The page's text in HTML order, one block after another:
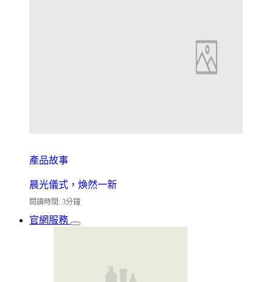
產品故事
晨光儀式，煥然一新
閱讀時間: 3分鐘
官網服務